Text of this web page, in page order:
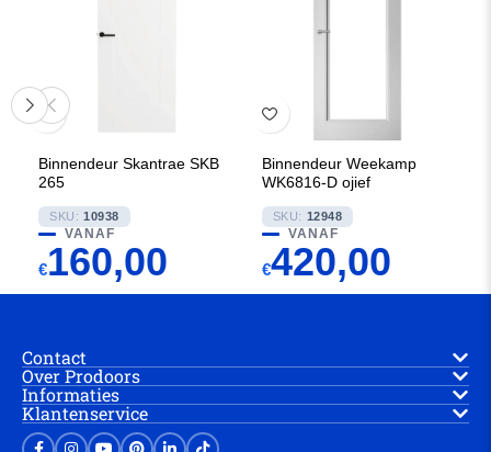
Binnendeur Skantrae SKB
265
SKU: 10938
VANAF
€160,00
Binnendeur Weekamp
WK6816-D ojief
SKU: 12948
VANAF
€420,00
Contact
Over Prodoors
Informaties
Klantenservice